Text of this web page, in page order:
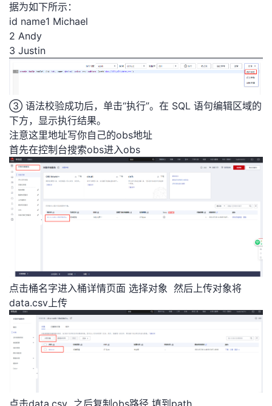
据为如下所示：
id name1 Michael
2 Andy
3 Justin
③ 语法校验成功后，单击“执行”。在 SQL 语句编辑区域的
下方，显示执行结果。
注意这里地址写你自己的obs地址
首先在控制台搜索obs进入obs
点击桶名字进入桶详情页面 选择对象 然后上传对象将
data.csv上传
点击data.csv 之后复制obs路径 填到path